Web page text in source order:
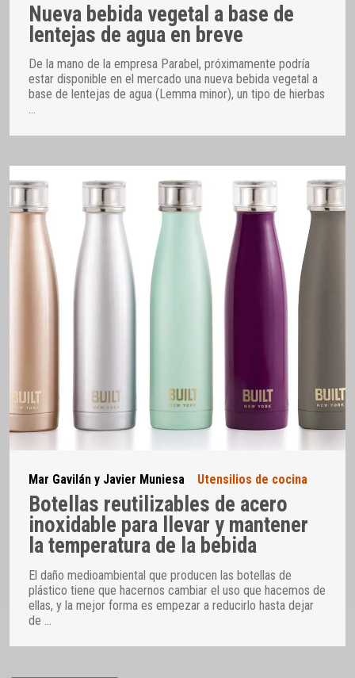
Nueva bebida vegetal a base de
lentejas de agua en breve
De la mano de la empresa Parabel, próximamente podría
estar disponible en el mercado una nueva bebida vegetal a
base de lentejas de agua (Lemma minor), un tipo de hierbas
…
Mar Gavilán y Javier Muniesa Utensilios de cocina
Botellas reutilizables de acero
inoxidable para llevar y mantener
la temperatura de la bebida
El daño medioambiental que producen las botellas de
plástico tiene que hacernos cambiar el uso que hacemos de
ellas, y la mejor forma es empezar a reducirlo hasta dejar
de